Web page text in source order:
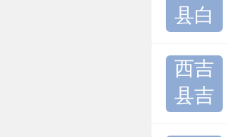
县白
西吉
县吉